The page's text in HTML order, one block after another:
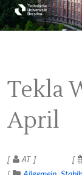
Tekla
April
AT